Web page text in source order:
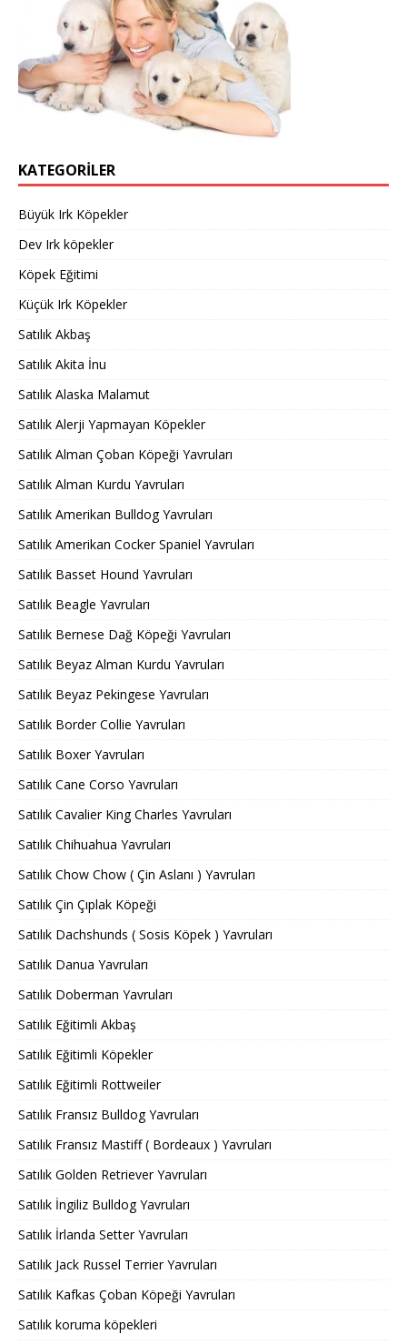
KATEGORILER
Büyük Irk Köpekler
Dev Irk köpekler
Köpek Eğitimi
Küçük Irk Köpekler
Satılık Akbaş
Satılık Akita İnu
Satılık Alaska Malamut
Satılık Alerji Yapmayan Köpekler
Satılık Alman Çoban Köpeği Yavruları
Satılık Alman Kurdu Yavruları
Satılık Amerikan Bulldog Yavruları
Satılık Amerikan Cocker Spaniel Yavruları
Satılık Basset Hound Yavruları
Satılık Beagle Yavruları
Satılık Bernese Dağ Köpeği Yavruları
Satılık Beyaz Alman Kurdu Yavruları
Satılık Beyaz Pekingese Yavruları
Satılık Border Collie Yavruları
Satılık Boxer Yavruları
Satılık Cane Corso Yavruları
Satılık Cavalier King Charles Yavruları
Satılık Chihuahua Yavruları
Satılık Chow Chow ( Çin Aslanı ) Yavruları
Satılık Çin Çıplak Köpeği
Satılık Dachshunds ( Sosis Köpek ) Yavruları
Satılık Danua Yavruları
Satılık Doberman Yavruları
Satılık Eğitimli Akbaş
Satılık Eğitimli Köpekler
Satılık Eğitimli Rottweiler
Satılık Fransız Bulldog Yavruları
Satılık Fransız Mastiff ( Bordeaux ) Yavruları
Satılık Golden Retriever Yavruları
Satılık İngiliz Bulldog Yavruları
Satılık İrlanda Setter Yavruları
Satılık Jack Russel Terrier Yavruları
Satılık Kafkas Çoban Köpeği Yavruları
Satılık koruma köpekleri